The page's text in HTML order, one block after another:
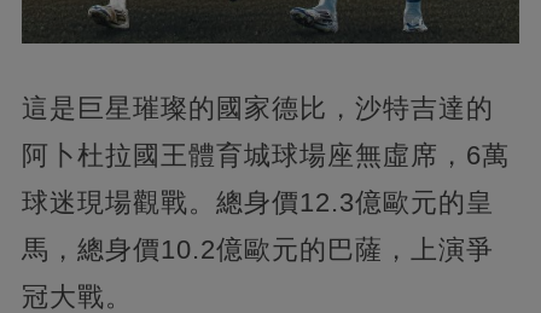
這是巨星璀璨的國家德比，沙特吉達的
阿卜杜拉國王體育城球場座無虛席，6萬
球迷現場觀戰。總身價12.3億歐元的皇
馬，總身價10.2億歐元的巴薩，上演爭
冠大戰。